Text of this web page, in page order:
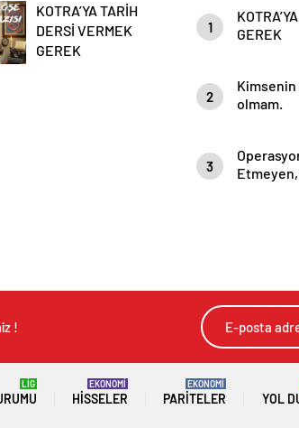
KOTRA’YA TARİH
DERSİ VERMEK
GEREK
1
GEREK
2
Kimsenin
olmam.
3
!
LİG
HISSELER
EKONOMİ
PARITELER
EKONOMİ
YOL